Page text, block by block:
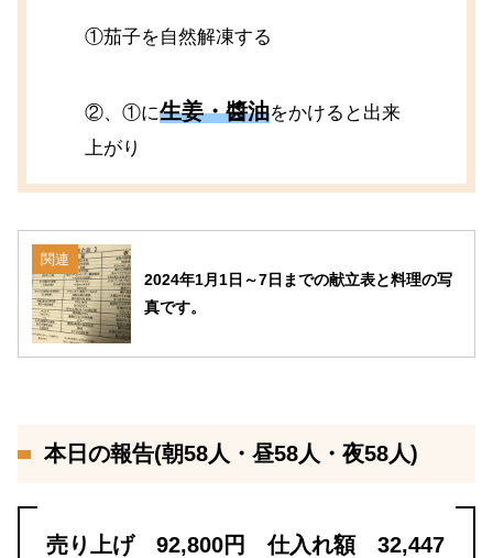
①茄子を自然解凍する
②、①に生姜・醬油をかけると出来
上がり
関連
2024年1月1日～7日までの献立表と料理の写
真です。
本日の報告(朝58人・昼58人・夜58人)
売り上げ 92,800円 仕入れ額 32,447